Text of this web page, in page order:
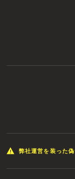
弊社運営を装った